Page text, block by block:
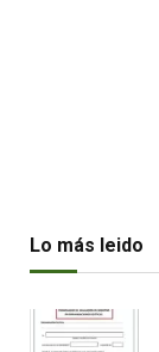
Lo más leido